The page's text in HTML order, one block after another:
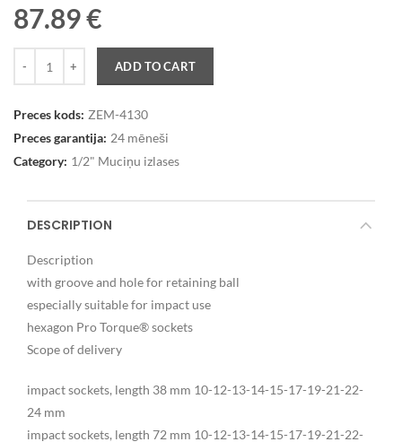
87.89€
ADD TO CART
Preces kods: ZEM-4130
Preces garantija: 24 mēneši
Category: 1/2" Muciņu izlases
DESCRIPTION
Description
with groove and hole for retaining ball
especially suitable for impact use
hexagon Pro Torque® sockets
Scope of delivery
impact sockets, length 38 mm 10-12-13-14-15-17-19-21-22-
24 mm
impact sockets, length 72 mm 10-12-13-14-15-17-19-21-22-